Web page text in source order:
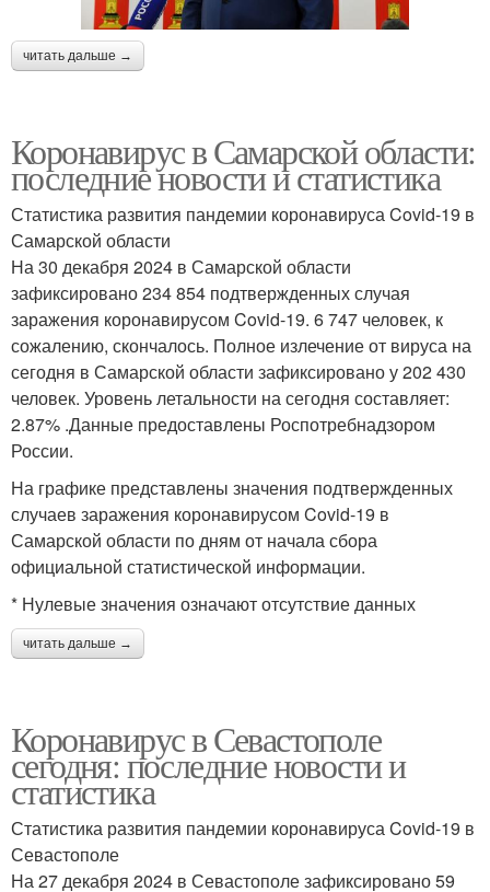
читать дальше →
Коронавирус в Самарской области:
последние новости и статистика
Статистика развития пандемии коронавируса Covid-19 в
Самарской области
На 30 декабря 2024 в Самарской области
зафиксировано 234 854 подтвержденных случая
заражения коронавирусом Covid-19. 6 747 человек, к
сожалению, скончалось. Полное излечение от вируса на
сегодня в Самарской области зафиксировано у 202 430
человек. Уровень летальности на сегодня составляет:
2.87% .Данные предоставлены Роспотребнадзором
России.
На графике представлены значения подтвержденных
случаев заражения коронавирусом Covid-19 в
Самарской области по дням от начала сбора
официальной статистической информации.
* Нулевые значения означают отсутствие данных
читать дальше →
Коронавирус в Севастополе
сегодня: последние новости и
статистика
Статистика развития пандемии коронавируса Covid-19 в
Севастополе
На 27 декабря 2024 в Севастополе зафиксировано 59